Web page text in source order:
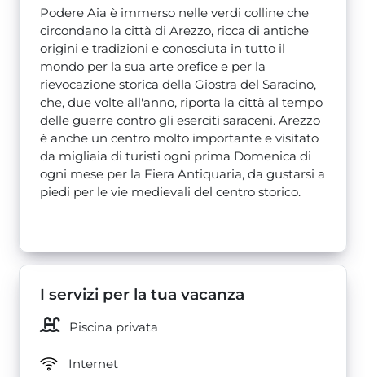
Podere Aia è immerso nelle verdi colline che
circondano la città di Arezzo, ricca di antiche
origini e tradizioni e conosciuta in tutto il
mondo per la sua arte orefice e per la
rievocazione storica della Giostra del Saracino,
che, due volte all'anno, riporta la città al tempo
delle guerre contro gli eserciti saraceni. Arezzo
è anche un centro molto importante e visitato
da migliaia di turisti ogni prima Domenica di
ogni mese per la Fiera Antiquaria, da gustarsi a
piedi per le vie medievali del centro storico.
I servizi per la tua vacanza
Piscina privata
Internet